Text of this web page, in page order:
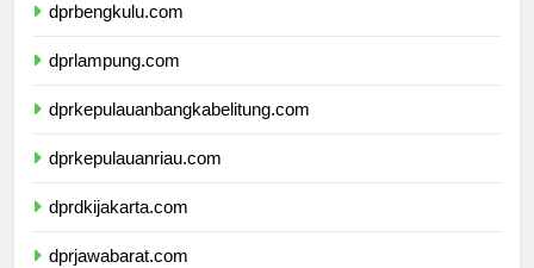
dprbengkulu.com
dprlampung.com
dprkepulauanbangkabelitung.com
dprkepulauanriau.com
dprdkijakarta.com
dprjawabarat.com